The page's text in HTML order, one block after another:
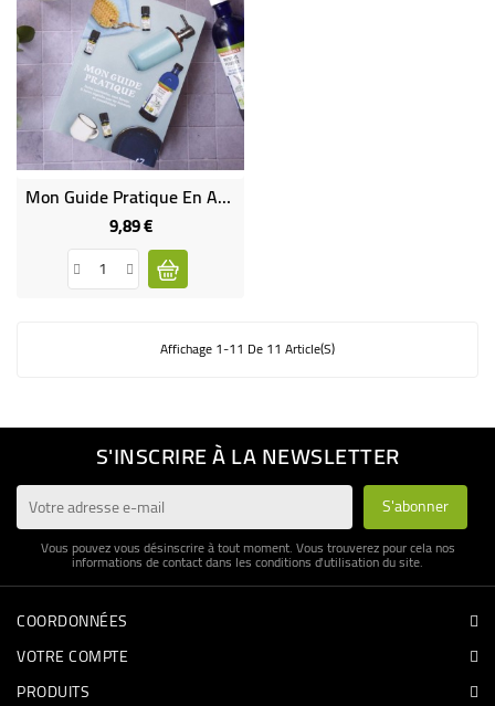
Mon Guide Pratique En Aromathérapie
9,89 €Prix
Affichage 1-11 De 11 Article(s)
S'INSCRIRE À LA NEWSLETTER
Vous pouvez vous désinscrire à tout moment. Vous trouverez pour cela nos
informations de contact dans les conditions d'utilisation du site.
COORDONNÉES
VOTRE COMPTE
PRODUITS